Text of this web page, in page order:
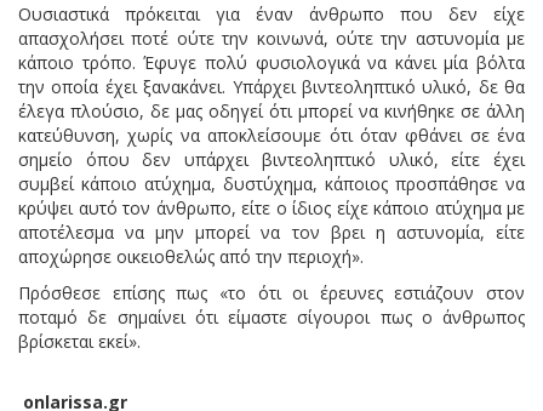
Ουσιαστικά πρόκειται για έναν άνθρωπο που δεν είχε
απασχολήσει ποτέ ούτε την κοινωνά, ούτε την αστυνομία με
κάποιο τρόπο. Έφυγε πολύ φυσιολογικά να κάνει μία βόλτα
την οποία έχει ξανακάνει. Υπάρχει βιντεοληπτικό υλικό, δε θα
έλεγα πλούσιο, δε μας οδηγεί ότι μπορεί να κινήθηκε σε άλλη
κατεύθυνση, χωρίς να αποκλείσουμε ότι όταν φθάνει σε ένα
σημείο όπου δεν υπάρχει βιντεοληπτικό υλικό, είτε έχει
συμβεί κάποιο ατύχημα, δυστύχημα, κάποιος προσπάθησε να
κρύψει αυτό τον άνθρωπο, είτε ο ίδιος είχε κάποιο ατύχημα με
αποτέλεσμα να μην μπορεί να τον βρει η αστυνομία, είτε
αποχώρησε οικειοθελώς από την περιοχή».
Πρόσθεσε επίσης πως «το ότι οι έρευνες εστιάζουν στον
ποταμό δε σημαίνει ότι είμαστε σίγουροι πως ο άνθρωπος
βρίσκεται εκεί».
onlarissa.gr